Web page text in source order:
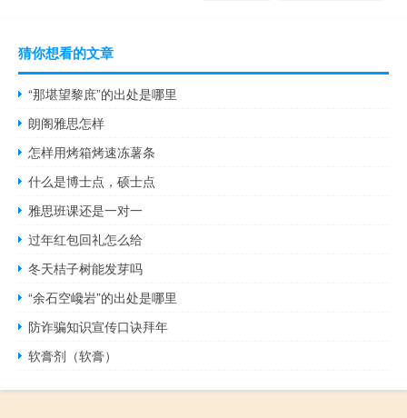
猜你想看的文章
“那堪望黎庶”的出处是哪里
朗阁雅思怎样
怎样用烤箱烤速冻薯条
什么是博士点，硕士点
雅思班课还是一对一
过年红包回礼怎么给
冬天桔子树能发芽吗
“余石空巉岩”的出处是哪里
防诈骗知识宣传口诀拜年
软膏剂（软膏）